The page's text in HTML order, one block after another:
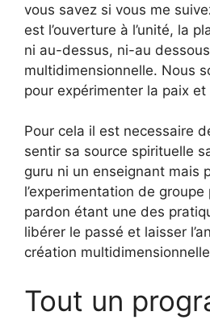
vous savez si vous me
est l’ouverture à l’unité, la
ni au-dessus, ni-au
multidimensionnelle. Nous
pour expérimenter la paix et
Pour cela il est necessaire
sentir sa source spirituelle
guru ni un enseignant mais
l’experimentation de
pardon étant une des
libérer le passé et laisser
création
Tout un